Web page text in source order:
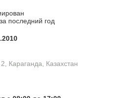
последний год
Караганда, Казахстан